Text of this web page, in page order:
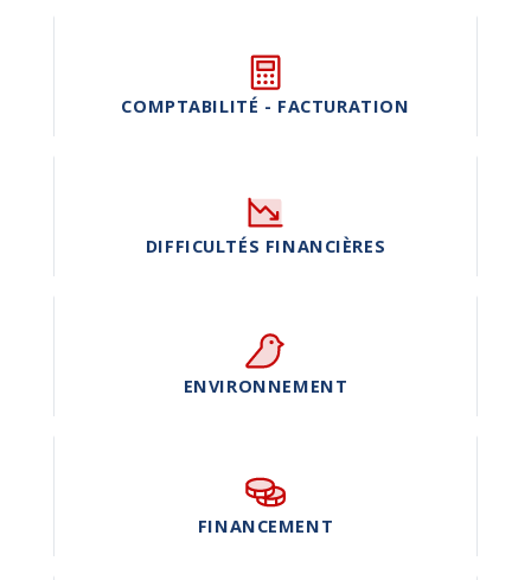
COMPTABILITÉ - FACTURATION
DIFFICULTÉS FINANCIÈRES
ENVIRONNEMENT
FINANCEMENT